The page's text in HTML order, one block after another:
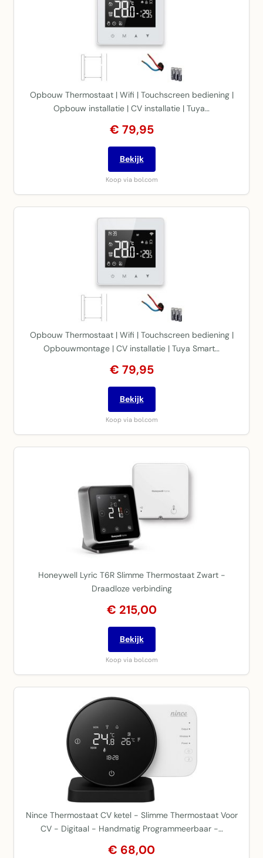
Opbouw Thermostaat | Wifi | Touchscreen bediening |
Opbouw installatie | CV installatie | Tuya…
€ 79,95
Bekijk
Koop via bol.com
Opbouw Thermostaat | Wifi | Touchscreen bediening |
Opbouwmontage | CV installatie | Tuya Smart…
€ 79,95
Bekijk
Koop via bol.com
Honeywell Lyric T6R Slimme Thermostaat Zwart -
Draadloze verbinding
€ 215,00
Bekijk
Koop via bol.com
Nince Thermostaat CV ketel - Slimme Thermostaat Voor
CV - Digitaal - Handmatig Programmeerbaar -…
€ 68,00